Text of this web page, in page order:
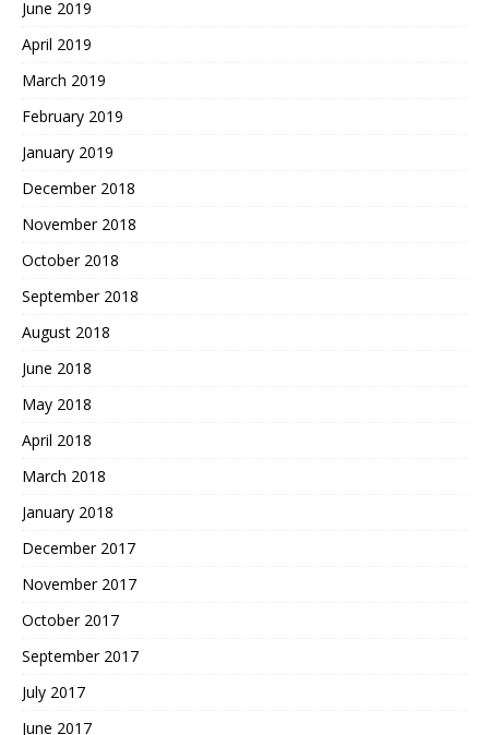
June 2019
April 2019
March 2019
February 2019
January 2019
December 2018
November 2018
October 2018
September 2018
August 2018
June 2018
May 2018
April 2018
March 2018
January 2018
December 2017
November 2017
October 2017
September 2017
July 2017
June 2017